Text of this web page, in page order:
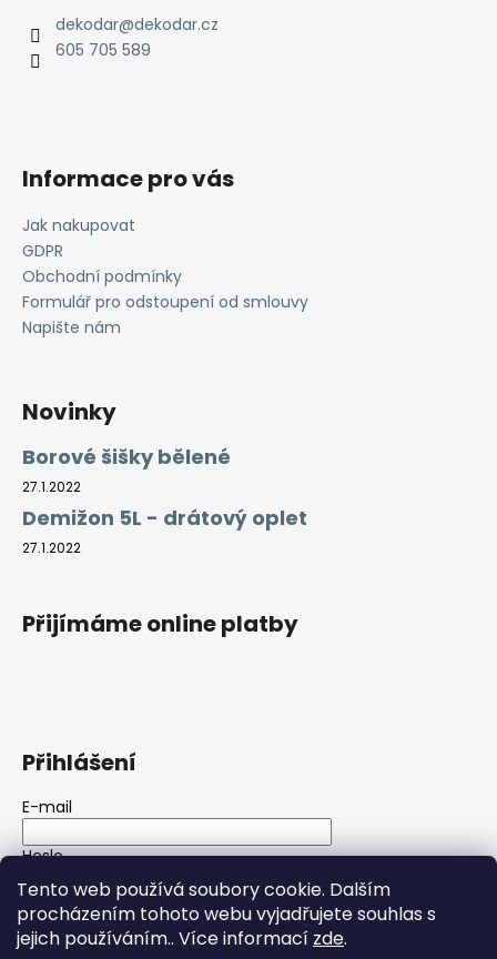
Tento web používá soubory cookie. Dalším
procházením tohoto webu vyjadřujete souhlas s
jejich používáním.. Více informací zde.
dekodar@dekodar.cz
605 705 589
Informace pro vás
Jak nakupovat
GDPR
Obchodní podmínky
Formulář pro odstoupení od smlouvy
Napište nám
Novinky
Borové šišky bělené
27.1.2022
Demižon 5L - drátový oplet
27.1.2022
Přijímáme online platby
Přihlášení
E-mail
Heslo
PŘIHLÁSIT SE